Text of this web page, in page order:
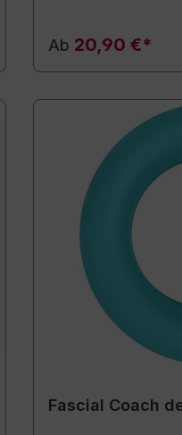
Ab 20,90 €*
Fascial Coach